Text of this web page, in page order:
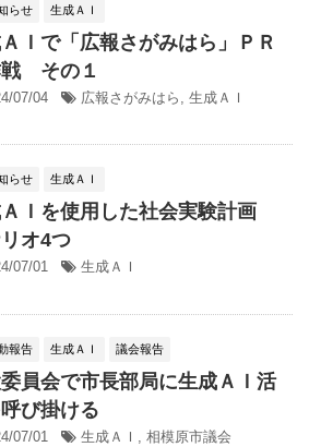
らせ 生成ＡＩ
Ｉで「広報さがみはら」ＰＲ
戦 その１
07/04 広報さがみはら 生成ＡＩ
らせ 生成ＡＩ
Ｉを使用した社会実験計画
オ4つ
07/01 生成ＡＩ
報告 生成ＡＩ 議会報告
員会で市長部局に生成ＡＩ活
び掛ける
07/01 生成ＡＩ 相模原市議会